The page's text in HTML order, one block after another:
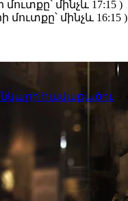
մուտքը՝ մինչև 17:15 )
մուտքը՝ մինչև 16:15 )
հավաքածու